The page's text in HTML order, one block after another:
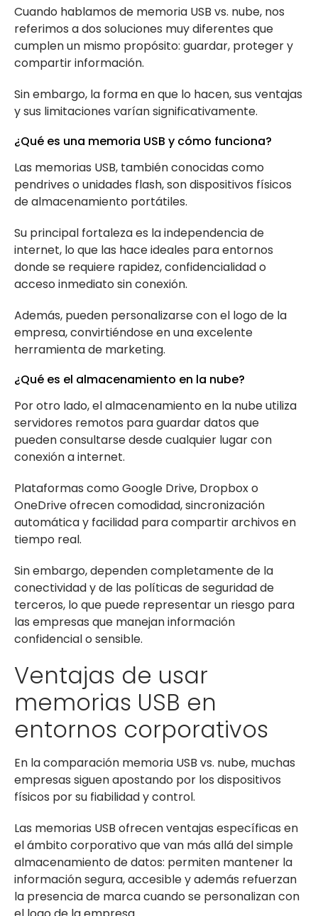
Cuando hablamos de memoria USB vs. nube, nos
referimos a dos soluciones muy diferentes que
cumplen un mismo propósito: guardar, proteger y
compartir información.
Sin embargo, la forma en que lo hacen, sus ventajas
y sus limitaciones varían significativamente.
¿Qué es una memoria USB y cómo funciona?
Las memorias USB, también conocidas como
pendrives o unidades flash, son dispositivos físicos
de almacenamiento portátiles.
Su principal fortaleza es la independencia de
internet, lo que las hace ideales para entornos
donde se requiere rapidez, confidencialidad o
acceso inmediato sin conexión.
Además, pueden personalizarse con el logo de la
empresa, convirtiéndose en una excelente
herramienta de marketing.
¿Qué es el almacenamiento en la nube?
Por otro lado, el almacenamiento en la nube utiliza
servidores remotos para guardar datos que
pueden consultarse desde cualquier lugar con
conexión a internet.
Plataformas como Google Drive, Dropbox o
OneDrive ofrecen comodidad, sincronización
automática y facilidad para compartir archivos en
tiempo real.
Sin embargo, dependen completamente de la
conectividad y de las políticas de seguridad de
terceros, lo que puede representar un riesgo para
las empresas que manejan información
confidencial o sensible.
Ventajas de usar
memorias USB en
entornos corporativos
En la comparación memoria USB vs. nube, muchas
empresas siguen apostando por los dispositivos
físicos por su fiabilidad y control.
Las memorias USB ofrecen ventajas específicas en
el ámbito corporativo que van más allá del simple
almacenamiento de datos: permiten mantener la
información segura, accesible y además refuerzan
la presencia de marca cuando se personalizan con